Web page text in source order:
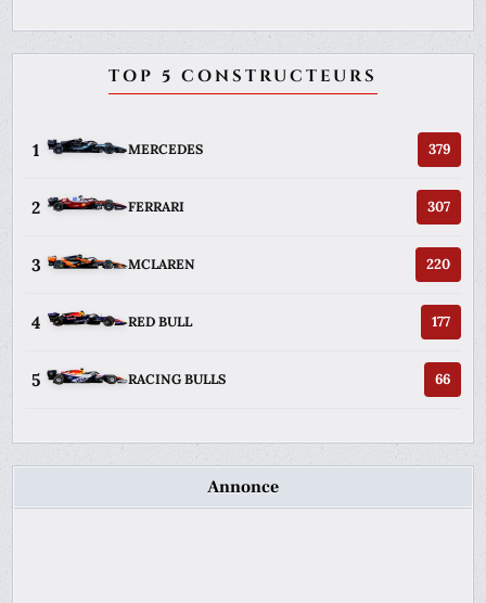
TOP 5 CONSTRUCTEURS
1 MERCEDES 379
2 FERRARI 307
3 MCLAREN 220
4 RED BULL 177
5 RACING BULLS 66
Annonce